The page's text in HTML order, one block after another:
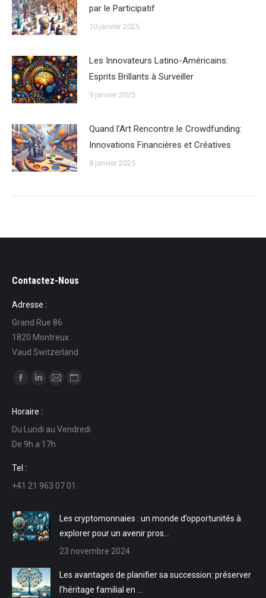
par le Participatif
10 janvier 2025
Les Innovateurs Latino-Américains:
Esprits Brillants à Surveiller
9 janvier 2025
Quand l’Art Rencontre le Crowdfunding:
Innovations Financières et Créatives
8 janvier 2025
Contactez-Nous
Adresse :
Grand Rue 86
1820 Montreux
Vaud Switzerland
Trouvez nous sur :
Facebook
s'ouvre
dans
une
LinkedIn
s'ouvre
dans
mail Web
Horaire :
Du Lundi au Vendredi
De 9h a 17h
Tel :
+41 21 963 07 01
Les cryptomonnaies : un monde d’opportunités à
explorer pour un avenir pros…
23 novembre 2024
Les avantages de planifier sa succession: préserver
l’héritage familial en …